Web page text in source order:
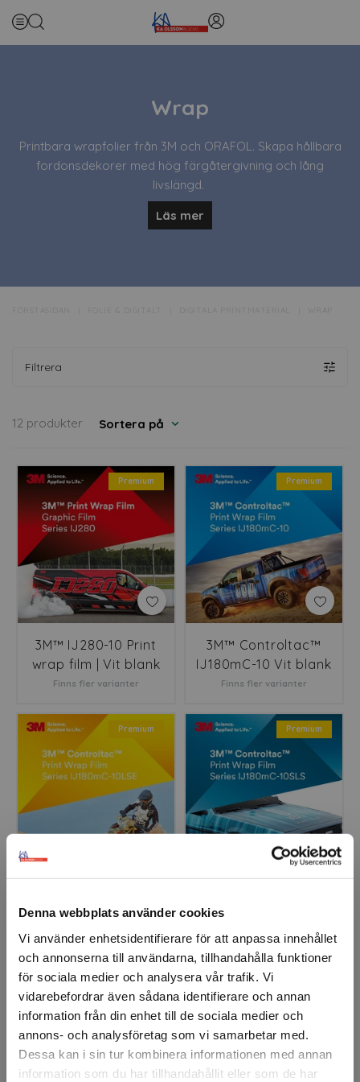
Denna webbplats använder cookies
Vi använder enhetsidentifierare för att anpassa innehållet
och annonserna till användarna, tillhandahålla funktioner
för sociala medier och analysera vår trafik. Vi
vidarebefordrar även sådana identifierare och annan
information från din enhet till de sociala medier och
annons- och analysföretag som vi samarbetar med.
Dessa kan i sin tur kombinera informationen med annan
information som du har tillhandahållit eller som de har
Wrap
Printbara wrapfolier från 3M och ORAFOL. Skapa hållbara
fordonsdekorer med hög färgåtergivning och lång
livslängd.
Bland annat 3M™ IJ280 som är en vit premiumfolie med
• Wrapfolie för svårhäftande ytor
• Ultra removable printwrapfilm
Läs mer
FÖRSTASIDAN FOLIE & DIGITALT DIGITALA PRINTMATERIAL WRAP
Filtrera
12 produkter Sortera på
Premium
3M™ IJ280-10 Print
wrap film | Vit blank
Finns fler varianter
Premium
3M™ Controltac™
IJ180mC-10 Vit blank
Finns fler varianter
Premium
IJ180mC-10LSE Low
Surface Energy
Finns fler varianter
Premium
IJ180mC-10SLS
Stainless Steel
Premium